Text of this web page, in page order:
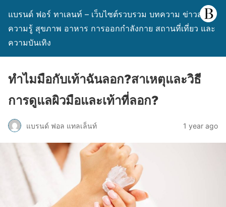
แบรนด์ ฟอร์ ทาเลนท์ – เว็บไซต์รวบรวม บทความ ข่าวสาร
ความรู้ สุขภาพ อาหาร การออกกำลังกาย สถานที่เที่ยว และ
ความบันเทิง
ทำไมมือกับเท้าฉันลอก?สาเหตุและวิธี
การดูแลผิวมือและเท้าที่ลอก?
แบรนด์ ฟอล แทลเล็นท์ 1 year ago